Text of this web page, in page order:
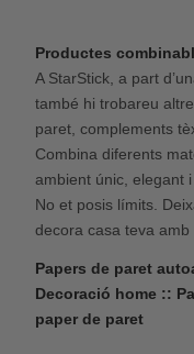
Productes
A StarStick, a part
també hi trobareu
paret, complements
Combina diferents
ambient únic, elegant
No et posis límits.
decora casa teva
Papers de paret
Decoració home ::
paper de paret